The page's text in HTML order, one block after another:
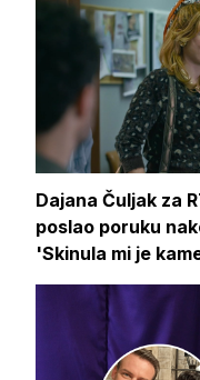
Dajana Čuljak za
poslao poruku
'Skinula mi je